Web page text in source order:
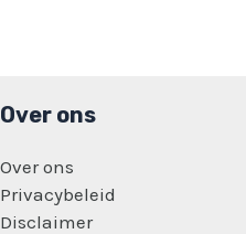
Over ons
Over ons
Privacybeleid
Disclaimer